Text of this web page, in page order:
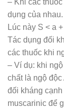
– Khi các
dụng của nhau.
Lúc này S < a +
Tác dụng đối
các thuốc khi
– Ví dụ: khi
chất là ngộ
đối kháng
muscarinic để